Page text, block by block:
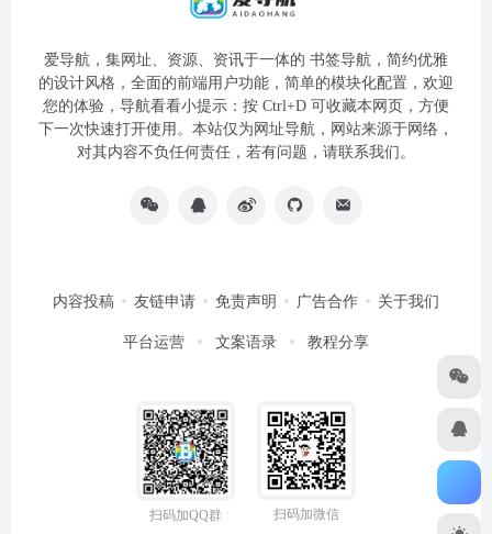
爱导航，集网址、资源、资讯于一体的 书签导航，简约优雅
的设计风格，全面的前端用户功能，简单的模块化配置，欢迎
您的体验，导航看看小提示：按 Ctrl+D 可收藏本网页，方便
下一次快速打开使用。本站仅为网址导航，网站来源于网络，
对其内容不负任何责任，若有问题，请联系我们。
内容投稿 友链申请 免责声明 广告合作 关于我们
平台运营 文案语录 教程分享
扫码加QQ群 扫码加微信